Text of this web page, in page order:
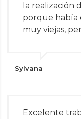
la realización
porque había
muy viejas,
Sylvana
Excelente